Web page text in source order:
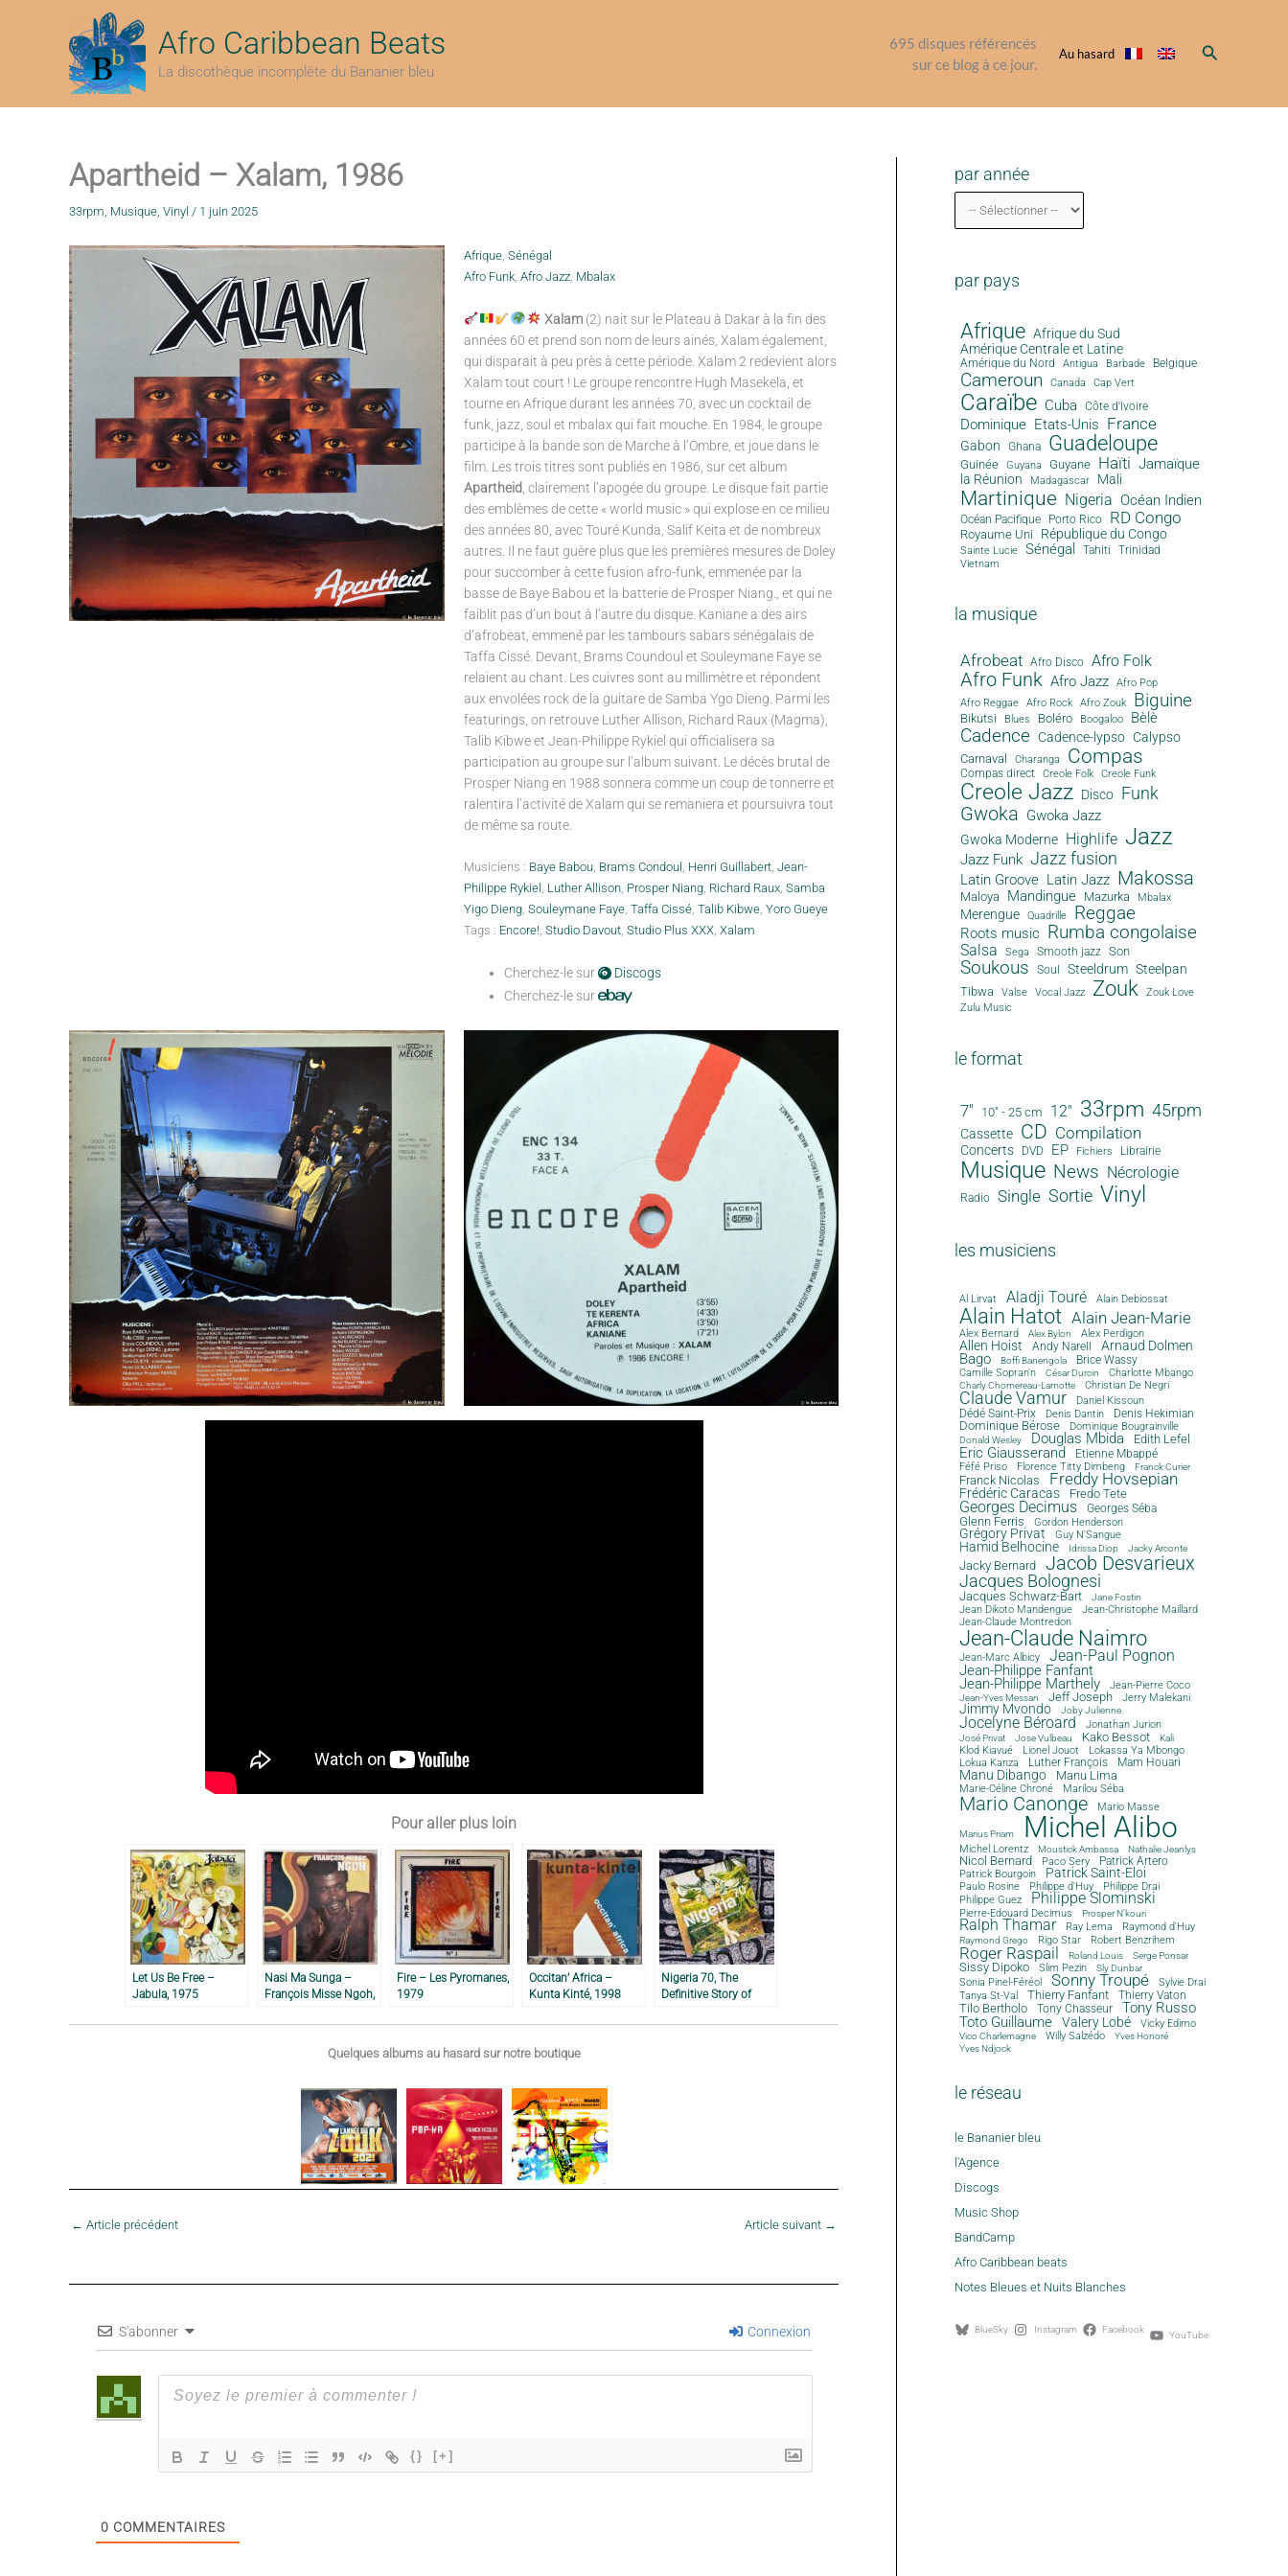
Afro Caribbean Beats
La discothèque incomplète du Bananier bleu
695 disques référencés
sur ce blog à ce jour.
Au hasard Rechercher
Apartheid – Xalam, 1986
33rpm, Musique, Vinyl / 1 juin 2025
Afrique, Sénégal
Afro Funk, Afro Jazz, Mbalax
Xalam(2) nait sur le Plateau à Dakar à la fin des
années 60 et prend son nom de leurs ainés, Xalam également,
qui disparait à peu près à cette période. Xalam 2 redevient alors
Xalam tout court ! Le groupe rencontre Hugh Masekela, et
tourne en Afrique durant les années 70, avec un cocktail de
funk, jazz, soul et mbalax qui fait mouche. En 1984, le groupe
participe à la bande son de Marche à l’Ombre, et joue dans le
film. Les trois titres sont publiés en 1986, sur cet album
Apartheid , clairement l’apogée du groupe. Le disque fait partie
des emblèmes de cette « world music » qui explose en ce milieu
des années 80, avec Touré Kunda, Salif Keita et de nombreux
autres. Il ne faut guère plus que les premières mesures de Doley
pour succomber à cette fusion afro-funk, emmenée par la
basse de Baye Babou et la batterie de Prosper Niang., et qui ne
faiblit pas d’un bout à l’autre du disque. Kaniane a des airs
d’afrobeat, emmené par les tambours sabars sénégalais de
Taffa Cissé. Devant, Brams Coundoul et Souleymane Faye se
relaient au chant. Les cuivres sont au millimètre et répondent
aux envolées rock de la guitare de Samba Ygo Dieng. Parmi les
featurings, on retrouve Luther Allison, Richard Raux (Magma),
Talib Kibwe et Jean-Philippe Rykiel qui officialisera sa
participation au groupe sur l’album suivant. Le décès brutal de
Prosper Niang en 1988 sonnera comme un coup de tonnerre et
ralentira l’activité de Xalam qui se remaniera et poursuivra tout
de même sa route.
Musiciens : Baye Babou, Brams Condoul , Henri Guillabert, Jean-
Philippe Rykiel , Luther Allison, Prosper Niang, Richard Raux, Samba
Yigo Dieng, Souleymane Faye, Taffa Cissé, Talib Kibwe, Yoro Gueye
Tags : Encore!, Studio Davout, Studio Plus XXX, Xalam
Cherchez-le sur
Discogs
Cherchez-le sur
Pour aller plus loin
Let Us Be Free –
Jabula, 1975
Nasi Ma Sunga –
François Misse Ngoh,
Fire – Les Pyromanes,
1979
Occitan’ Africa –
Kunta Kinté, 1998
Nigeria 70, The
Definitive Story of
2001
Quelques albums au hasard sur notre boutique
← Article précédent Article suivant →
S'abonner Connexion
{} [+]
0 COMMENTAIRES
par année
par pays
Afrique Afrique du Sud
Amérique Centrale et Latine
Amérique du Nord Antigua Barbade Belgique
Cameroun Canada Cap Vert
Caraïbe Cuba Côte d'Ivoire
Dominique Etats-Unis France
Gabon Ghana Guadeloupe
Guinée Guyana Guyane Haïti Jamaïque
la Réunion Madagascar Mali
Martinique Nigeria Océan Indien
Océan Pacifique Porto Rico RD Congo
Royaume Uni République du Congo
Sainte Lucie Sénégal Tahiti Trinidad
Vietnam
la musique
Afrobeat Afro Disco Afro Folk
Afro Funk Afro Jazz
Afro Pop
Afro Reggae
Afro Rock Afro Zouk Biguine
Bikutsi Blues Boléro Boogaloo Bèlè
Cadence Cadence-lypso Calypso
Carnaval Charanga Compas
Compas direct Creole Folk Creole Funk
Creole Jazz Disco Funk
Gwoka Gwoka Jazz
Gwoka Moderne Highlife Jazz
Jazz Funk Jazz fusion
Latin Groove Latin Jazz Makossa
Maloya Mandingue Mazurka Mbalax
Merengue Quadrille Reggae
Roots music Rumba congolaise
Salsa Sega Smooth jazz Son
Soukous Soul Steeldrum Steelpan
Tibwa Valse Vocal Jazz Zouk
Zouk Love
Zulu Music
le format
7" 10" - 25 cm 12" 33rpm 45rpm
Cassette CD Compilation
Concerts DVD EP Fichiers Librairie
Musique News Nécrologie
Radio Single Sortie Vinyl
les musiciens
Al Lirvat Aladji Touré Alain Debiossat
Alain Hatot Alain Jean-Marie
Alex Bernard Alex Bylon Alex Perdigon
Allen Hoist Andy Narell Arnaud Dolmen
Bago Boffi Banengola
Brice Wassy
Camille Sopran'n
César Durcin Charlotte Mbango
Charly Chomereau-Lamotte Christian De Negri
Claude Vamur Daniel Kissoun
Dédé Saint-Prix Denis Dantin Denis Hekimian
Dominique Bérose Dominique Bougrainville
Donald Wesley Douglas Mbida Edith Lefel
Eric Giausserand Etienne Mbappé
Féfé Priso Florence Titty Dimbeng Franck Curier
Franck Nicolas Freddy Hovsepian
Frédéric Caracas Fredo Tete
Georges Decimus Georges Séba
Glenn Ferris Gordon Henderson
Grégory Privat Guy N'Sangue
Hamid Belhocine Idrissa Diop Jacky Arconte
Jacky Bernard Jacob Desvarieux
Jacques Bolognesi
Jacques Schwarz-Bart Jane Fostin
Jean Dikoto Mandengue
Jean-Christophe Maillard
Jean-Claude Montredon
Jean-Claude Naimro
Jean-Marc Albicy Jean-Paul Pognon
Jean-Philippe Fanfant
Jean-Philippe Marthely Jean-Pierre Coco
Jean-Yves Messan Jeff Joseph Jerry Malekani
Jimmy Mvondo Joby Julienne
Jocelyne Béroard Jonathan Jurion
José Privat Jose Vulbeau Kako Bessot Kali
Klod Kiavué Lionel Jouot
Lokassa Ya Mbongo
Lokua Kanza
Luther François Mam Houari
Manu Dibango Manu Lima
Marie-Céline Chroné Marilou Séba
Mario Canonge Mario Masse
Marius Priam Michel Alibo
Michel Lorentz Moustick Ambassa Nathalie Jeanlys
Nicol Bernard Paco Sery
Patrick Artero
Patrick Bourgoin
Patrick Saint-Eloi
Paulo Rosine Philippe d'Huy
Philippe Drai
Philippe Guez
Philippe Slominski
Pierre-Edouard Decimus Prosper N'kouri
Ralph Thamar Ray Lema Raymond d'Huy
Raymond Grego Rigo Star Robert Benzrihem
Roger Raspail Roland Louis Serge Ponsar
Sissy Dipoko Slim Pezin Sly Dunbar
Sonia Pinel-Féréol Sonny Troupé Sylvie Drai
Tanya St-Val Thierry Fanfant Thierry Vaton
Tilo Bertholo Tony Chasseur
Tony Russo
Toto Guillaume
Valery Lobé Vicky Edimo
Vico Charlemagne Willy Salzédo
Yves Honoré
Yves Ndjock
le réseau
le Bananier bleu
l'Agence
Discogs
Music Shop
BandCamp
Afro Caribbean beats
Notes Bleues et Nuits Blanches
BlueSky Instagram Facebook YouTube